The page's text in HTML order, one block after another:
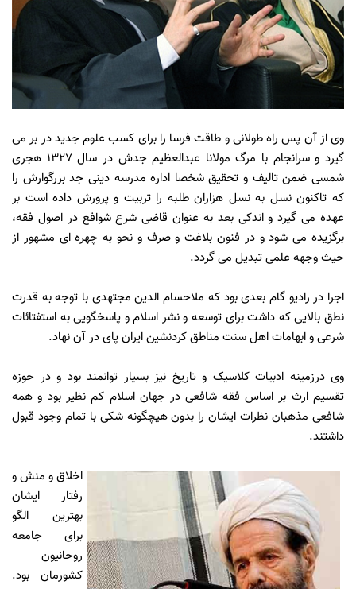
وی از آن پس راه طولانی و طاقت فرسا را برای کسب علوم جدید در بر می
گیرد و سرانجام با مرگ مولانا عبدالعظیم جدش در سال 1327 هجری
شمسی ضمن تالیف و تحقیق شخصا اداره مدرسه دینی جد بزرگوارش را
که تاکنون نسل به نسل هزاران طلبه را تربیت و پرورش داده است بر
عهده می گیرد و اندکی بعد به عنوان قاضی شرع شوافع در اصول فقه،
برگزیده می شود و در فنون بلاغت و صرف و نحو به چهره ای مشهور از
حیث وجهه علمی تبدیل می گردد.
اجرا در رادیو گام بعدی بود که ملاحسام الدین مجتهدی با توجه به قدرت
نطق بالایی که داشت برای توسعه و نشر اسلام و پاسخگویی به استفتائات
شرعی و ابهامات اهل سنت مناطق کردنشین ایران پای در آن نهاد.
وی درزمینه ادبیات کلاسیک و تاریخ نیز بسیار توانمند بود و در حوزه
تقسیم ارث بر اساس فقه شافعی در جهان اسلام کم نظیر بود و همه
شافعی مذهبان نظرات ایشان را بدون هیچگونه شکی با تمام وجود قبول
داشتند.
اخلاق و منش و
رفتار ایشان
بهترین الگو
برای جامعه
روحانیون
کشورمان بود.